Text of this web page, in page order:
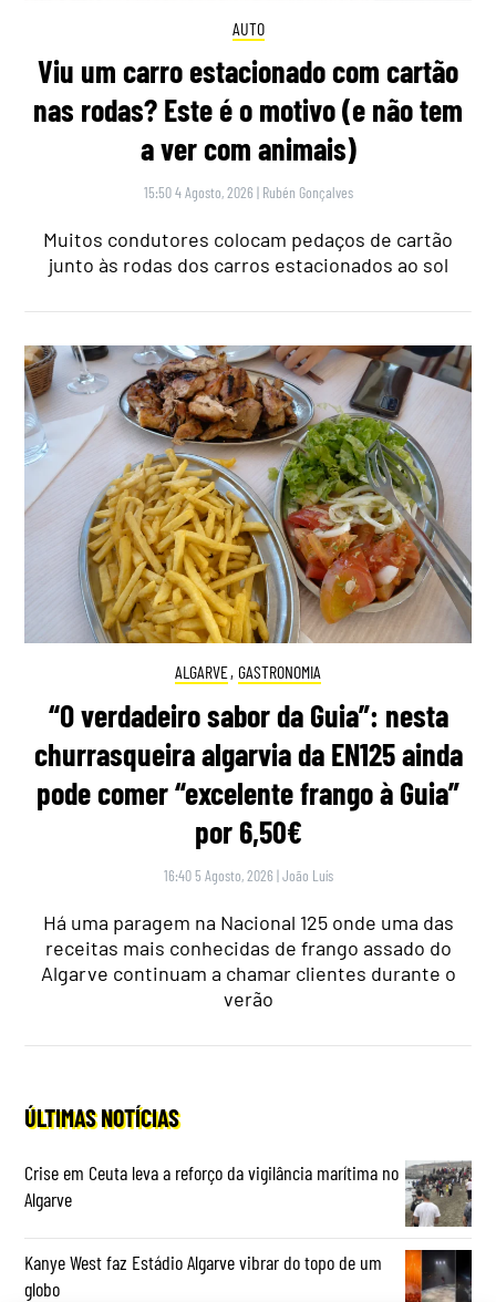
AUTO
Viu um carro estacionado com cartão
nas rodas? Este é o motivo (e não tem
a ver com animais)
15:50 4 Agosto, 2026 | Rubén Gonçalves
Muitos condutores colocam pedaços de cartão
junto às rodas dos carros estacionados ao sol
ALGARVE, GASTRONOMIA
“O verdadeiro sabor da Guia”: nesta
churrasqueira algarvia da EN125 ainda
pode comer “excelente frango à Guia”
por 6,50€
16:40 5 Agosto, 2026 |João Luís
Há uma paragem na Nacional 125 onde uma das
receitas mais conhecidas de frango assado do
Algarve continuam a chamar clientes durante o
verão
ÚLTIMAS NOTÍCIAS
Crise em Ceuta leva a reforço da vigilância marítima no
Algarve
Kanye West faz Estádio Algarve vibrar do topo de um
globo